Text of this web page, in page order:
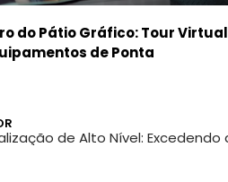
do Pátio Gráfico: Tour Virtual
de Ponta